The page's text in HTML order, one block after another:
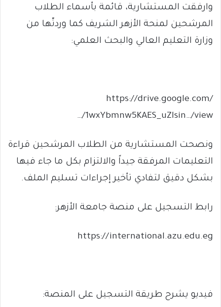
وارفقت المستشارية، قائمة بأسماء الطلاب
المرشحين لمنحة الأزهر الشريف كما وردتّها من
وزارة التعليم العالي والبحث العلمي:
https://drive.google.com/
…/1wxYbmnw5KAES_uZlsin…/view
ونصحت المستشارية من الطلاب المرشحين قراءة
التعليمات المرفقة جيداً والالتزام بكل ما جاء فيها
بشكل دقيق لتفادي تأخير إجراءات تسليم الملف.
رابط التسجيل على منصة جامعة الأزهر:
https://international.azu.edu.eg
فيديو يشرح طريقة التسجيل على المنصة: